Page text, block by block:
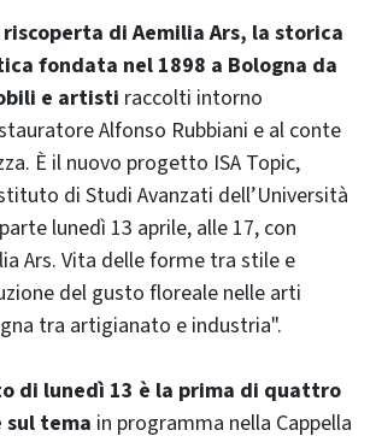
di Aemilia Ars, la storica
fondata nel 1898 a Bologna da
e artisti raccolti intorno
Alfonso Rubbiani e al conte
È il nuovo progetto ISA Topic,
di Studi Avanzati dell’Università
lunedì 13 aprile, alle 17, con
Ars. Vita delle forme tra stile e
del gusto floreale nelle arti
tra artigianato e industria".
di lunedì 13 è la prima di quattro
tema in programma nella Cappella